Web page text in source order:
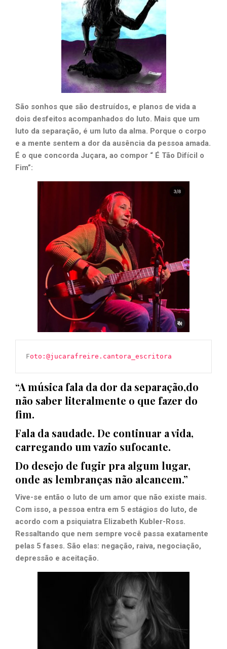
São sonhos que são destruídos, e planos de vida a
dois desfeitos acompanhados do luto. Mais que um
luto da separação, é um luto da alma. Porque o corpo
e a mente sentem a dor da ausência da pessoa amada.
É o que concorda Juçara, ao compor “ É Tão Difícil o
Fim”:
Foto:@jucarafreire.cantora_escritora
“A música fala da dor da separação,do
não saber literalmente o que fazer do
fim.
Fala da saudade. De continuar a vida,
carregando um vazio sufocante.
Do desejo de fugir pra algum lugar,
onde as lembranças não alcancem.”
Vive-se então o luto de um amor que não existe mais.
Com isso, a pessoa entra em 5 estágios do luto, de
acordo com a psiquiatra Elizabeth Kubler-Ross.
Ressaltando que nem sempre você passa exatamente
pelas 5 fases. São elas: negação, raiva, negociação,
depressão e aceitação.